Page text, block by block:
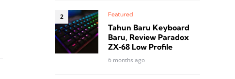
Featured
Tahun Baru Keyboard
Baru, Review Paradox
ZX‑68 Low Profile
6 months ago